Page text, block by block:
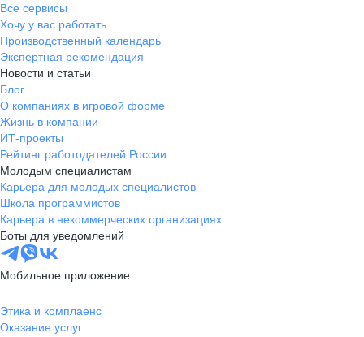
Все сервисы
Хочу у вас работать
Производственный календарь
Экспертная рекомендация
Новости и статьи
Блог
О компаниях в игровой форме
Жизнь в компании
ИТ-проекты
Рейтинг работодателей России
Молодым специалистам
Карьера для молодых специалистов
Школа программистов
Карьера в некоммерческих организациях
Боты для уведомлений
Мобильное приложение
Этика и комплаенс
Оказание услуг